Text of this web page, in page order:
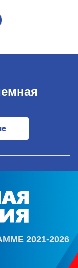
2021-2026